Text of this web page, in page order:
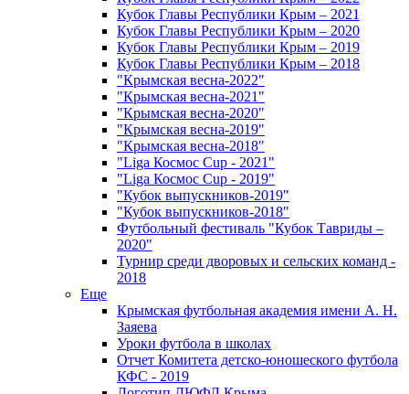
Кубок Главы Республики Крым – 2021
Кубок Главы Республики Крым – 2020
Кубок Главы Республики Крым – 2019
Кубок Главы Республики Крым – 2018
"Крымская весна-2022"
"Крымская весна-2021"
"Крымская весна-2020"
"Крымская весна-2019"
"Крымская весна-2018"
"Liga Космос Cup - 2021"
"Liga Космос Cup - 2019"
"Кубок выпускников-2019"
"Кубок выпускников-2018"
Футбольный фестиваль "Кубок Тавриды –
2020"
Турнир среди дворовых и сельских команд -
2018
Еще
Крымская футбольная академия имени А. Н.
Заяева
Уроки футбола в школах
Отчет Комитета детско-юношеского футбола
КФС - 2019